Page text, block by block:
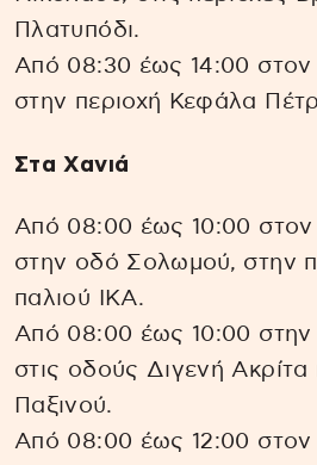
Πλατυπόδι.
Από 08:30 έως 14:00 στον
στην περιοχή Κεφάλα
Στα Χανιά
Από 08:00 έως 10:00
στην οδό Σολωμού, στην
παλιού ΙΚΑ.
Από 08:00 έως 10:00 στην
στις οδούς Διγενή Ακρίτα
Παξινού.
Από 08:00 έως 12:00 στον